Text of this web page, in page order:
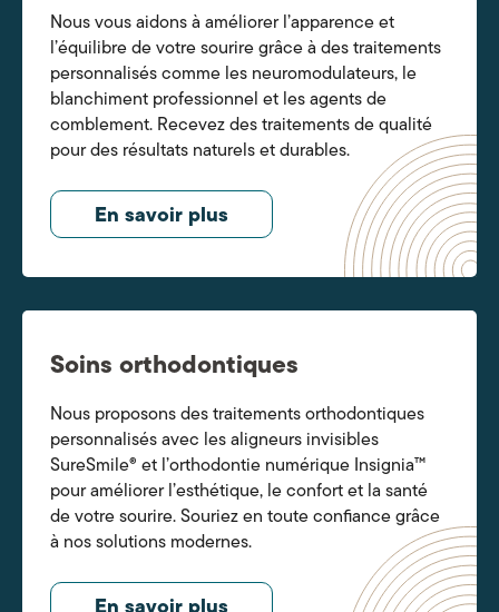
Nous vous aidons à améliorer l’apparence et
l’équilibre de votre sourire grâce à des traitements
personnalisés comme les neuromodulateurs, le
blanchiment professionnel et les agents de
comblement. Recevez des traitements de qualité
pour des résultats naturels et durables.
En savoir plus
Soins orthodontiques
Nous proposons des traitements orthodontiques
personnalisés avec les aligneurs invisibles
SureSmile® et l’orthodontie numérique Insignia™
pour améliorer l’esthétique, le confort et la santé
de votre sourire. Souriez en toute confiance grâce
à nos solutions modernes.